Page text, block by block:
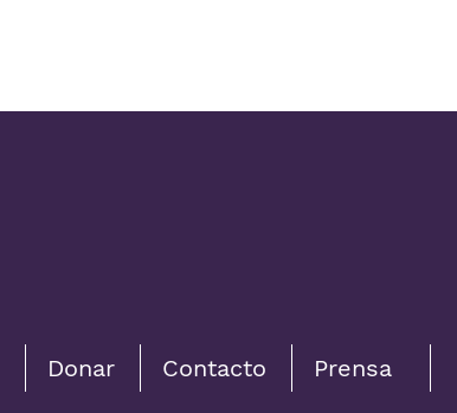
Donar Contacto Prensa